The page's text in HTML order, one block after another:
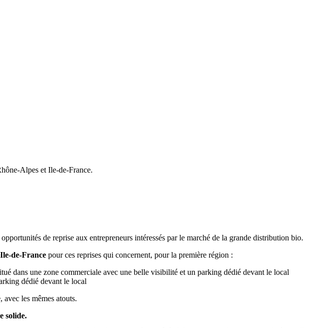
Alpes et Ile-de-France.
de reprise aux entrepreneurs intéressés par le marché de la grande distribution bio.
de-France pour ces reprises qui concernent, pour la première région :
dans une zone commerciale avec une belle visibilité et un parking dédié devant le local
dédié devant le local
les mêmes atouts.
solide.